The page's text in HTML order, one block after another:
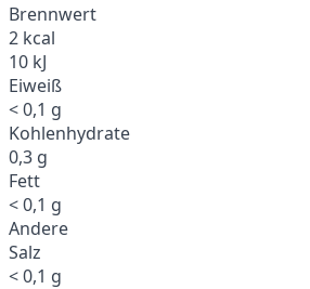
Brennwert
2 kcal
10 kJ
Eiweiß
< 0,1 g
Kohlenhydrate
0,3 g
Fett
< 0,1 g
Andere
Salz
< 0,1 g